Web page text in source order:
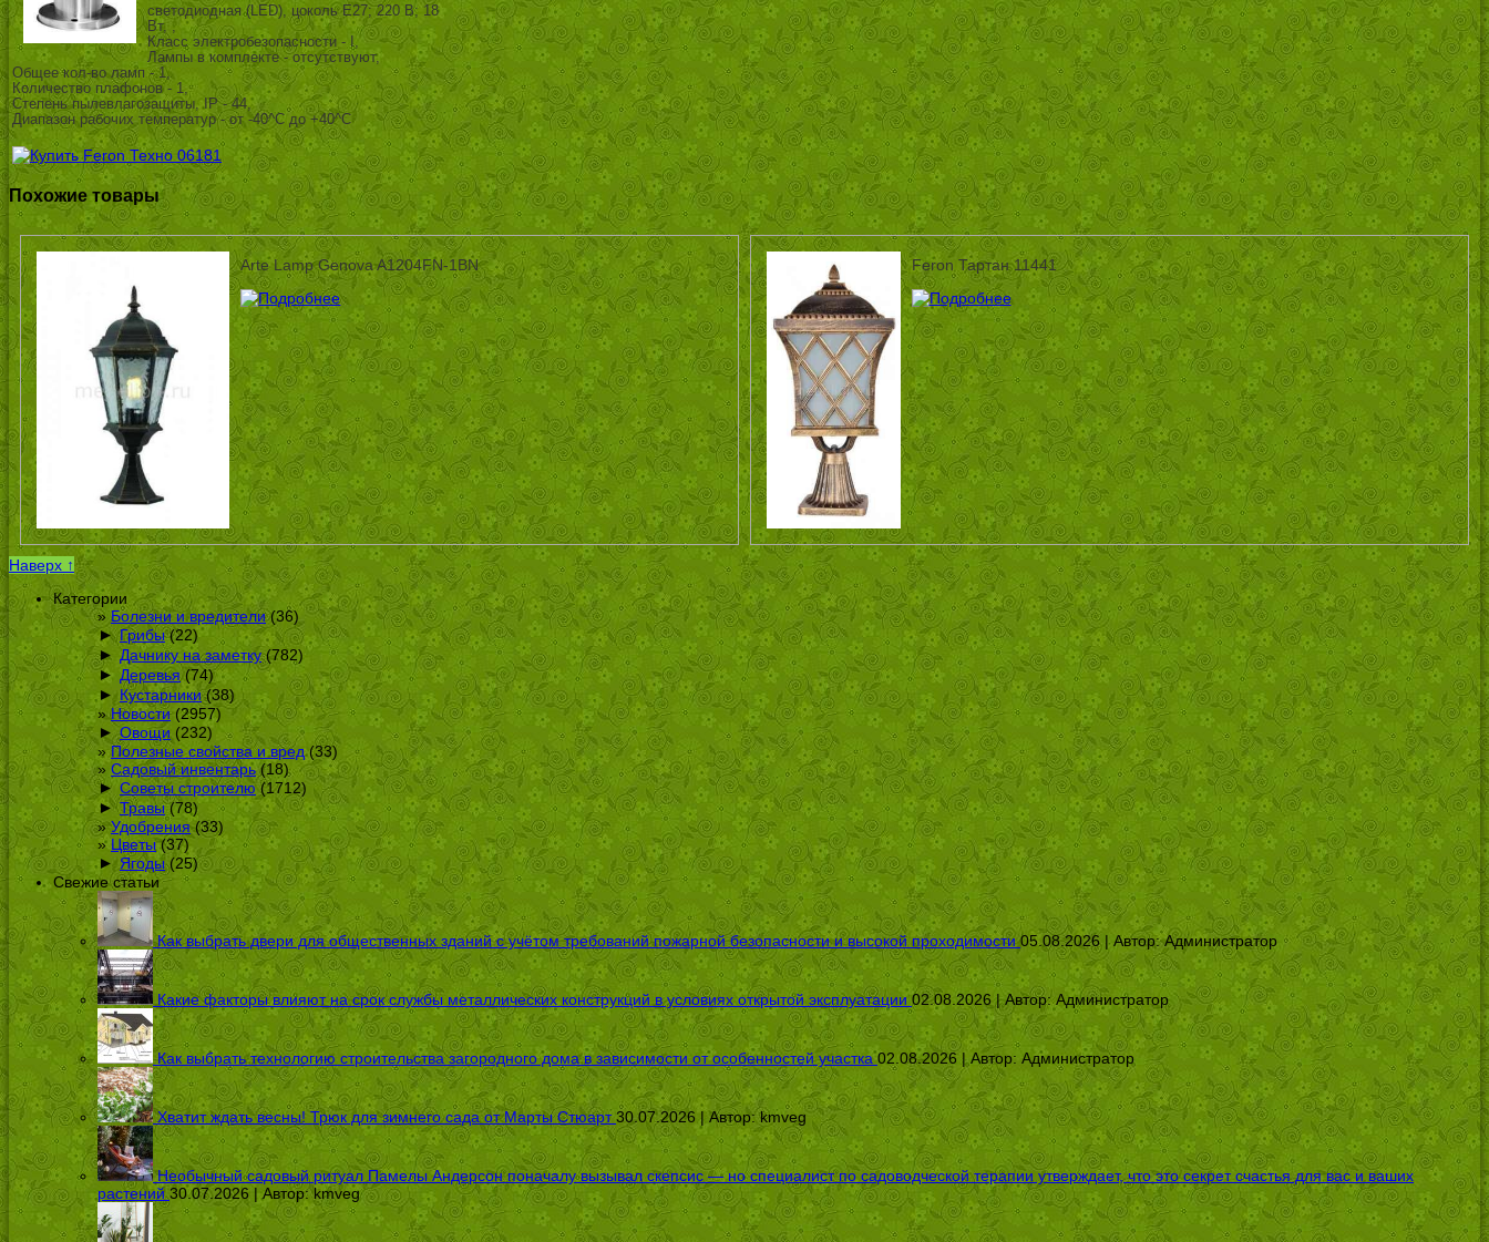
светодиодная (LED), цоколь E27; 220 В; 18
Вт, ,
Класс электробезопасности - I,
Лампы в комплекте - отсутствуют,
Общее кол-во ламп - 1,
Количество плафонов - 1,
Степень пылевлагозащиты, IP - 44,
Диапазон рабочих температур - от -40^C до +40^C
Похожие товары
Arte Lamp Genova A1204FN-1BN Feron Тартан 11441
Наверх ↑
Категории
Болезни и вредители(36)
► Грибы(22)
► Дачнику на заметку(782)
► Деревья(74)
► Кустарники(38)
Новости(2957)
► Овощи(232)
Полезные свойства и вред(33)
Садовый инвентарь(18)
► Советы строителю(1712)
► Травы(78)
Удобрения(33)
Цветы(37)
► Ягоды(25)
Свежие статьи
Как выбрать двери для общественных зданий с учётом требований пожарной безопасности и высокой проходимости 05.08.2026 | Автор:Администратор
Какие факторы влияют на срок службы металлических конструкций в условиях открытой эксплуатации 02.08.2026 | Автор:Администратор
Как выбрать технологию строительства загородного дома в зависимости от особенностей участка 02.08.2026 | Автор: Администратор
Хватит ждать весны! Трюк для зимнего сада от Марты Стюарт 30.07.2026 | Автор:kmveg
Необычный садовый ритуал Памелы Андерсон поначалу вызывал скепсис — но специалист по садоводческой терапии утверждает, что это секрет счастья для вас и ваших
растений 30.07.2026 | Автор:kmveg